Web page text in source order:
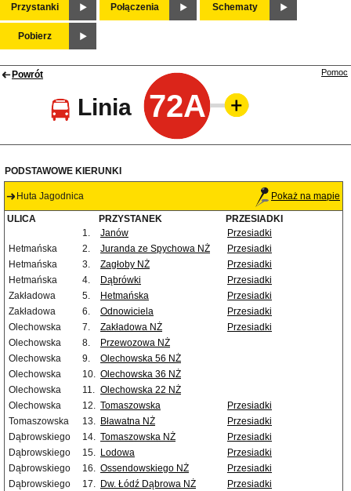
Przystanki Połączenia Schematy
Pobierz
Powrót
Linia 72A
Pomoc
PODSTAWOWE KIERUNKI
Huta Jagodnica Pokaż na mapie
ULICA PRZYSTANEK
PRZESIADKI
1.
Janów
Przesiadki
Hetmańska
2. Juranda ze Spychowa NŻ
Przesiadki
Hetmańska
3. Zagłoby NŻ
Przesiadki
Hetmańska
4. Dąbrówki
Przesiadki
Zakładowa
5. Hetmańska
Przesiadki
Zakładowa
6. Odnowiciela
Przesiadki
Olechowska
7. Zakładowa NŻ
Przesiadki
Olechowska
8.
Przewozowa NŻ
Olechowska
9.
Olechowska 56 NŻ
Olechowska
10. Olechowska 36 NŻ
Olechowska
11. Olechowska 22 NŻ
Olechowska
12. Tomaszowska
Przesiadki
Tomaszowska
13. Bławatna NŻ
Przesiadki
Dąbrowskiego
14. Tomaszowska NŻ
Przesiadki
Dąbrowskiego
15. Lodowa
Przesiadki
Dąbrowskiego
16. Ossendowskiego NŻ
Przesiadki
Dąbrowskiego
17. Dw. Łódź Dąbrowa NŻ
Przesiadki